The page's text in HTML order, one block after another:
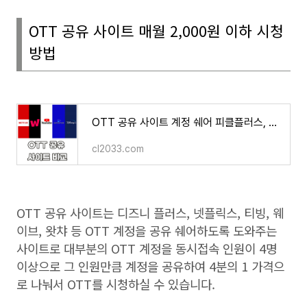
OTT 공유 사이트 매월 2,000원 이하 시청
방법
OTT 공유 사이트 계정 쉐어 피클플러스, 링키드, 그레이태그, 벗츠, 쉐어풀 비교 추천
cl2033.com
OTT 공유 사이트는 디즈니 플러스, 넷플릭스, 티빙, 웨
이브, 왓챠 등 OTT 계정을 공유 쉐어하도록 도와주는
사이트로 대부분의 OTT 계정을 동시접속 인원이 4명
이상으로 그 인원만큼 계정을 공유하여 4분의 1 가격으
로 나눠서 OTT를 시청하실 수 있습니다.